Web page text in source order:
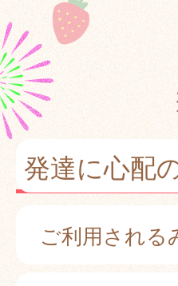
発達に心配
ご利用される